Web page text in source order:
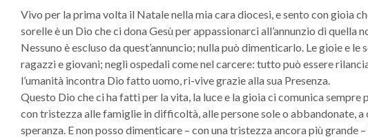
Vivo per la prima volta il Natale nella mia cara diocesi, e sento con gioia
sorelle è un Dio che ci dona Gesù per appassionarci all’annunzio di quella
Nessuno è escluso da quest’annuncio; nulla può dimenticarlo. Le gioie e
ragazzi e giovani; negli ospedali come nel carcere: tutto può essere
l’umanità incontra Dio fatto uomo, ri-vive grazie alla sua Presenza.
Questo Dio che ci ha fatti per la vita, la luce e la gioia ci comunica
con tristezza alle famiglie in difficoltà, alle persone sole o abbandonate, a
speranza. E non posso dimenticare – con una tristezza ancora più grande